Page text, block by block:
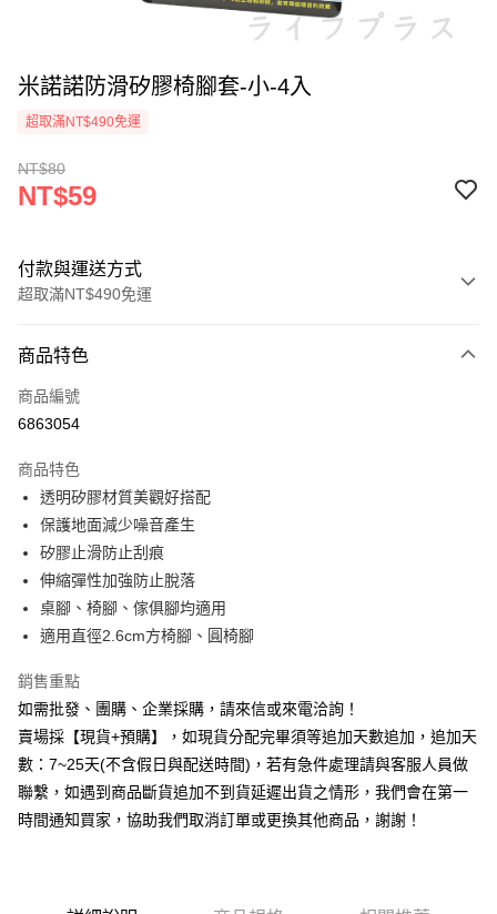
米諾諾防滑矽膠椅腳套-小-4入
超取滿NT$490免運
NT$80
NT$59
付款與運送方式
超取滿NT$490免運
信用卡一次付款
信用卡分期付款
合作金庫商業銀行
華南商業銀行
上海商業儲蓄銀行
國泰世華商業銀行
臺灣中小企業銀行
匯豐（台灣）商業銀行
聯邦商業銀行
元大商業銀行
台新國際商業銀行
台灣樂天信用卡公司
6 期 0 利率 每期
華南商業銀行
上海商業儲蓄銀行
國泰世華商業銀行
臺灣中小企業銀行
匯豐（台灣）商業銀行
元大商業銀行
玉山商業銀行
星展（台灣）商業銀行
台灣樂天信用卡公司
12 期 0 利率 每期 NT$4
合作金庫商業銀行
上海商業儲蓄銀行
國泰世華商業銀行
臺灣中小企業銀行
聯邦商業銀行
元大商業銀行
永豐商業銀行
玉山商業銀行
星展（台灣）商業銀行
台新國際商業銀行
中國信託商業銀行
台灣樂天信用卡公司
超商取貨付款
LINE Pay
Apple Pay
街口支付
悠遊付
全盈+PAY
AFTEE先享後付
相關說明
１．簡單：不需註冊會員、不需綁卡、不需儲值。
貨到付款
商品特色
商品編號
6863054
商品特色
透明矽膠材質美觀好搭配
保護地面減少噪音產生
矽膠止滑防止刮痕
伸縮彈性加強防止脫落
桌腳、椅腳、傢俱腳均適用
適用直徑2.6cm方椅腳、圓椅腳
銷售重點
如需批發、團購、企業採購，請來信或來電洽詢！
賣場採【現貨+預購】，如現貨分配完畢須等追加天數追加，追加天
數：7~25天(不含假日與配送時間)，若有急件處理請與客服人員做
聯繫，如遇到商品斷貨追加不到貨延遲出貨之情形，我們會在第一
時間通知買家，協助我們取消訂單或更換其他商品，謝謝！